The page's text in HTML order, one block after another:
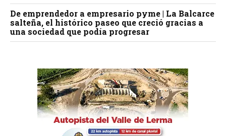
De emprendedor a empresario pyme | La Balcarce
salteña, el histórico paseo que creció gracias a
una sociedad que podía progresar